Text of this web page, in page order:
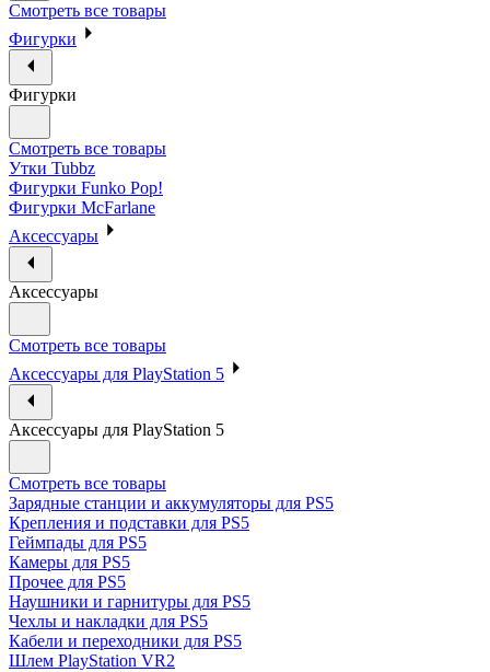
Смотреть все товары
Фигурки
Фигурки
Смотреть все товары
Утки Tubbz
Фигурки Funko Pop!
Фигурки McFarlane
Аксессуары
Аксессуары
Смотреть все товары
Аксессуары для PlayStation 5
Аксессуары для PlayStation 5
Смотреть все товары
Зарядные станции и аккумуляторы для PS5
Крепления и подставки для PS5
Геймпады для PS5
Камеры для PS5
Прочее для PS5
Наушники и гарнитуры для PS5
Чехлы и накладки для PS5
Кабели и переходники для PS5
Шлем PlayStation VR2